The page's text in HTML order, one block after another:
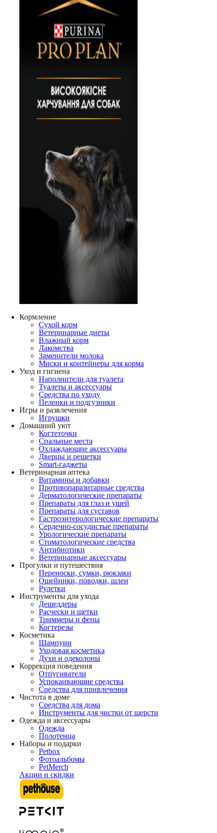
Кормление
Сухой корм
Ветеринарные диеты
Влажный корм
Лакомства
Заменители молока
Миски и контейнеры для корма
Уход и гигиена
Наполнители для туалета
Туалеты и аксессуары
Средства по уходу
Пеленки и подгузники
Игры и развлечения
Игрушки
Домашний уют
Когтеточки
Спальные места
Охлаждающие аксессуары
Дверцы и решетки
Smart-гаджеты
Ветеринарная аптека
Витамины и добавки
Противопаразитарные средства
Дерматологические препараты
Препараты для глаз и ушей
Препараты для суставов
Гастроэнтерологические препараты
Сердечно-сосудистые препараты
Урологические препараты
Стоматологические средства
Антибиотики
Ветеринарные аксессуары
Прогулки и путешествия
Переноски, сумки, рюкзаки
Ошейники, поводки, шлеи
Рулетки
Инструменты для ухода
Дешеддеры
Расчески и щетки
Триммеры и фены
Когтерезы
Косметика
Шампуни
Уходовая косметика
Духи и одеколоны
Коррекция поведения
Отпугиватели
Успокаивающие средства
Средства для привлечения
Чистота в доме
Средства для дома
Инструменты для чистки от шерсти
Одежда и аксессуары
Одежда
Полотенца
Наборы и подарки
Petbox
Фотоальбомы
PetMerch
Акции и скидки